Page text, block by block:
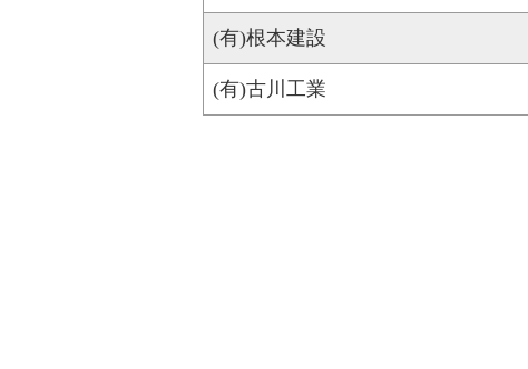
(有)根本建設
(有)古川工業